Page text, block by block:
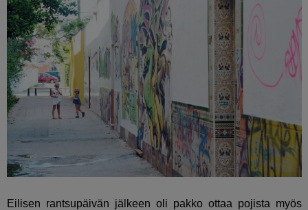
Eilisen rantsupäivän jälkeen oli pakko ottaa pojista myös